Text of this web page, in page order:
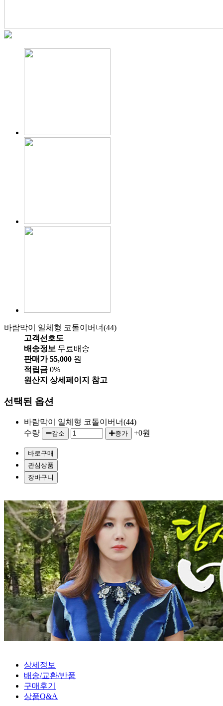
바람막이 일체형 코돌이버너(44)
고객선호도
배송정보 무료배송
판매가 55,000 원
적립금 0%
원산지 상세페이지 참고
선택된 옵션
바람막이 일체형 코돌이버너(44)
수량
감소 증가 +0원
바로구매
관심상품
장바구니
상세정보
배송/교환/반품
구매후기
상품Q&A